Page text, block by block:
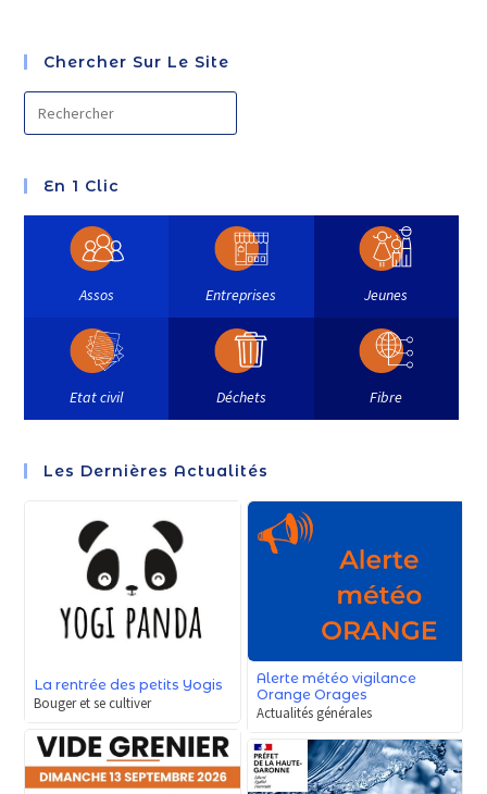
Chercher Sur Le Site
En 1 Clic
Assos Entreprises Jeunes
Etat civil Déchets Fibre
Les Dernières Actualités
La rentrée des petits Yogis
Bouger et se cultiver
Alerte météo vigilance
Orange Orages
Actualités générales